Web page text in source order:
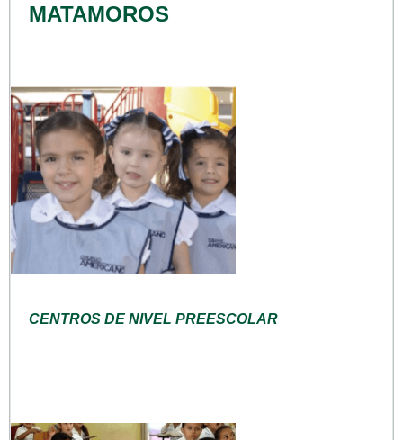
MATAMOROS
CENTROS DE NIVEL PREESCOLAR